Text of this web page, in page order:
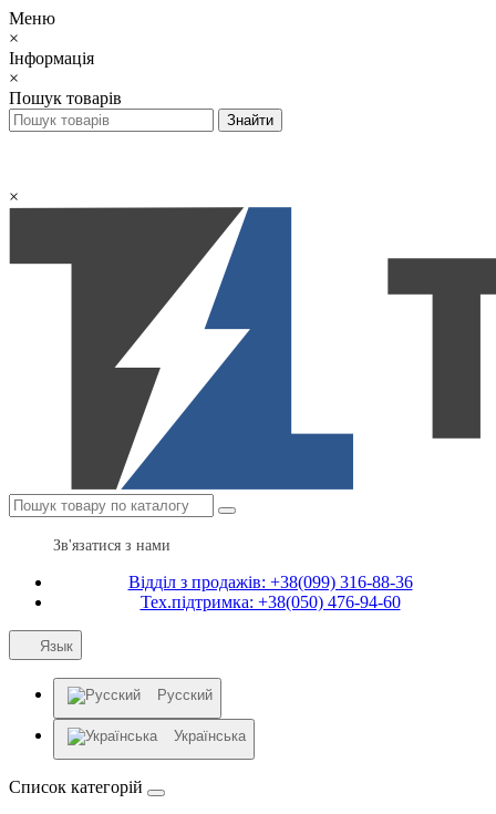
Меню
×
Інформація
×
Пошук товарів
×
Зв'язатися з нами
Відділ з продажів: +38(099) 316-88-36
Тех.підтримка: +38(050) 476-94-60
Язык
Русский
Українська
Список категорій